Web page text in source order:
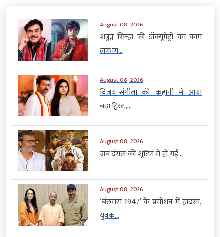
August 08, 2026
शत्रुघ्न सिन्हा की डॉक्यूमेंट्री का काम
लगभग...
August 08, 2026
विजय-संगीता की कहानी में आया
बड़ा ट्विस्ट,...
August 08, 2026
जब दंगल की शूटिंग में हो गई...
August 08, 2026
‘बंटवारा 1947’ के प्रमोशन में हादसा,
युवक...